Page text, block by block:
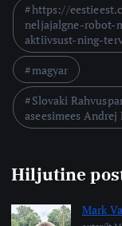
https://
neljajalgne-
aktiivsust-ning-
magyar
Slovaki
aseesimees
Hiljutine
Mark